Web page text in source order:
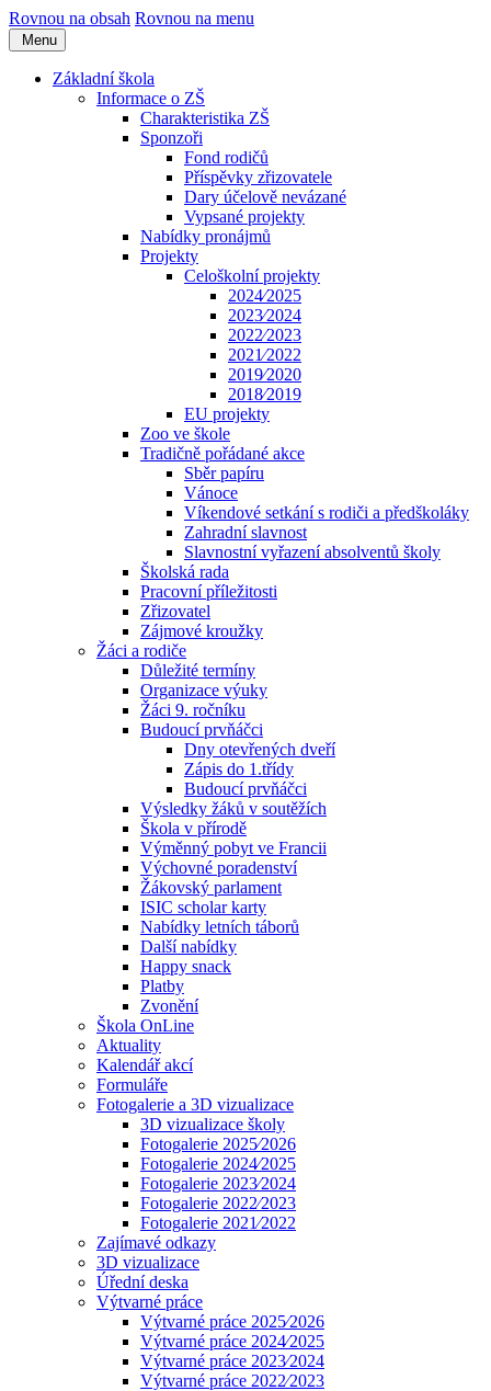
Rovnou na obsah Rovnou na menu
Menu
Základní škola
Informace o ZŠ
Charakteristika ZŠ
Sponzoři
Fond rodičů
Příspěvky zřizovatele
Dary účelově nevázané
Vypsané projekty
Nabídky pronájmů
Projekty
Celoškolní projekty
2024⁄2025
2023⁄2024
2022⁄2023
2021⁄2022
2019⁄2020
2018⁄2019
EU projekty
Zoo ve škole
Tradičně pořádané akce
Sběr papíru
Vánoce
Víkendové setkání s rodiči a předškoláky
Zahradní slavnost
Slavnostní vyřazení absolventů školy
Školská rada
Pracovní příležitosti
Zřizovatel
Zájmové kroužky
Žáci a rodiče
Důležité termíny
Organizace výuky
Žáci 9. ročníku
Budoucí prvňáčci
Dny otevřených dveří
Zápis do 1.třídy
Budoucí prvňáčci
Výsledky žáků v soutěžích
Škola v přírodě
Výměnný pobyt ve Francii
Výchovné poradenství
Žákovský parlament
ISIC scholar karty
Nabídky letních táborů
Další nabídky
Happy snack
Platby
Zvonění
Škola OnLine
Aktuality
Kalendář akcí
Formuláře
Fotogalerie a 3D vizualizace
3D vizualizace školy
Fotogalerie 2025⁄2026
Fotogalerie 2024⁄2025
Fotogalerie 2023⁄2024
Fotogalerie 2022⁄2023
Fotogalerie 2021⁄2022
Zajímavé odkazy
3D vizualizace
Úřední deska
Výtvarné práce
Výtvarné práce 2025⁄2026
Výtvarné práce 2024⁄2025
Výtvarné práce 2023⁄2024
Výtvarné práce 2022⁄2023